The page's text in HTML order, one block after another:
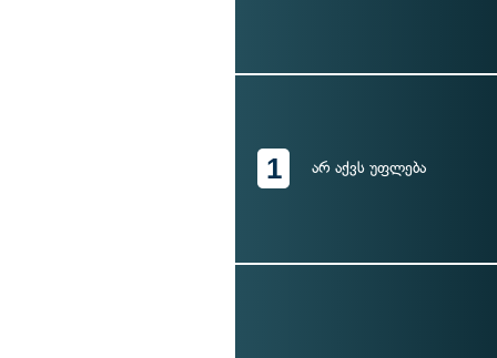
1 არ აქვს უფლება